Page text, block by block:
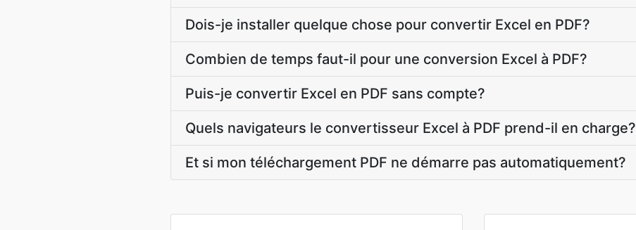
Dois-je installer quelque chose pour convertir Excel en PDF?
Combien de temps faut-il pour une conversion Excel à PDF?
Puis-je convertir Excel en PDF sans compte?
Quels navigateurs le convertisseur Excel à PDF prend-il en charge?
Et si mon téléchargement PDF ne démarre pas automatiquement?